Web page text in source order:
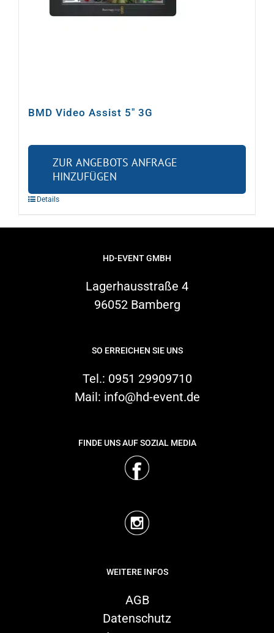
BMD Video Assist 5″ 3G
ZUR ANGEBOTS ANFRAGE
HINZUFÜGEN
Details
HD-EVENT GMBH
Lagerhausstraße 4
96052 Bamberg
SO ERREICHEN SIE UNS
Tel.: 0951 29909710
Mail: info@hd-event.de
FINDE UNS AUF SOZIAL MEDIA
WEITERE INFOS
AGB
Datenschutz